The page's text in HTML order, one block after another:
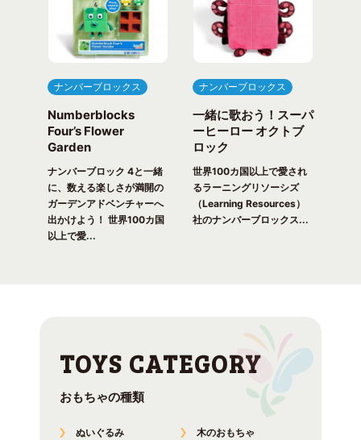
ナンバーブロックス
Numberblocks
Four’s Flower
Garden
ナンバーブロック 4と一緒
に、数える楽しさが満開の
ガーデンアドベンチャーへ
出かけよう！ 世界100カ国
以上で愛...
ナンバーブロックス
一緒に歌おう！スーパ
ーヒーロー オクトブ
ロック
世界100カ国以上で愛され
るラーニングリソーシズ
（Learning Resources）
社のナンバーブロックス...
おもちゃの種類
ぬいぐるみ 木のおもちゃ